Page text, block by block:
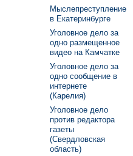
Мыслепреступление
в Екатеринбурге
Уголовное дело за
одно размещенное
видео на Камчатке
Уголовное дело за
одно сообщение в
интернете
(Карелия)
Уголовное дело
против редактора
газеты
(Свердловская
область)